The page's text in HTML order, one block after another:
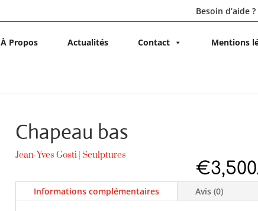
Besoin d’aide ?
À Propos Actualités Contact Mentions
Chapeau bas
Jean-Yves Gosti| Sculptures
€
Informations complémentaires Avis (0)